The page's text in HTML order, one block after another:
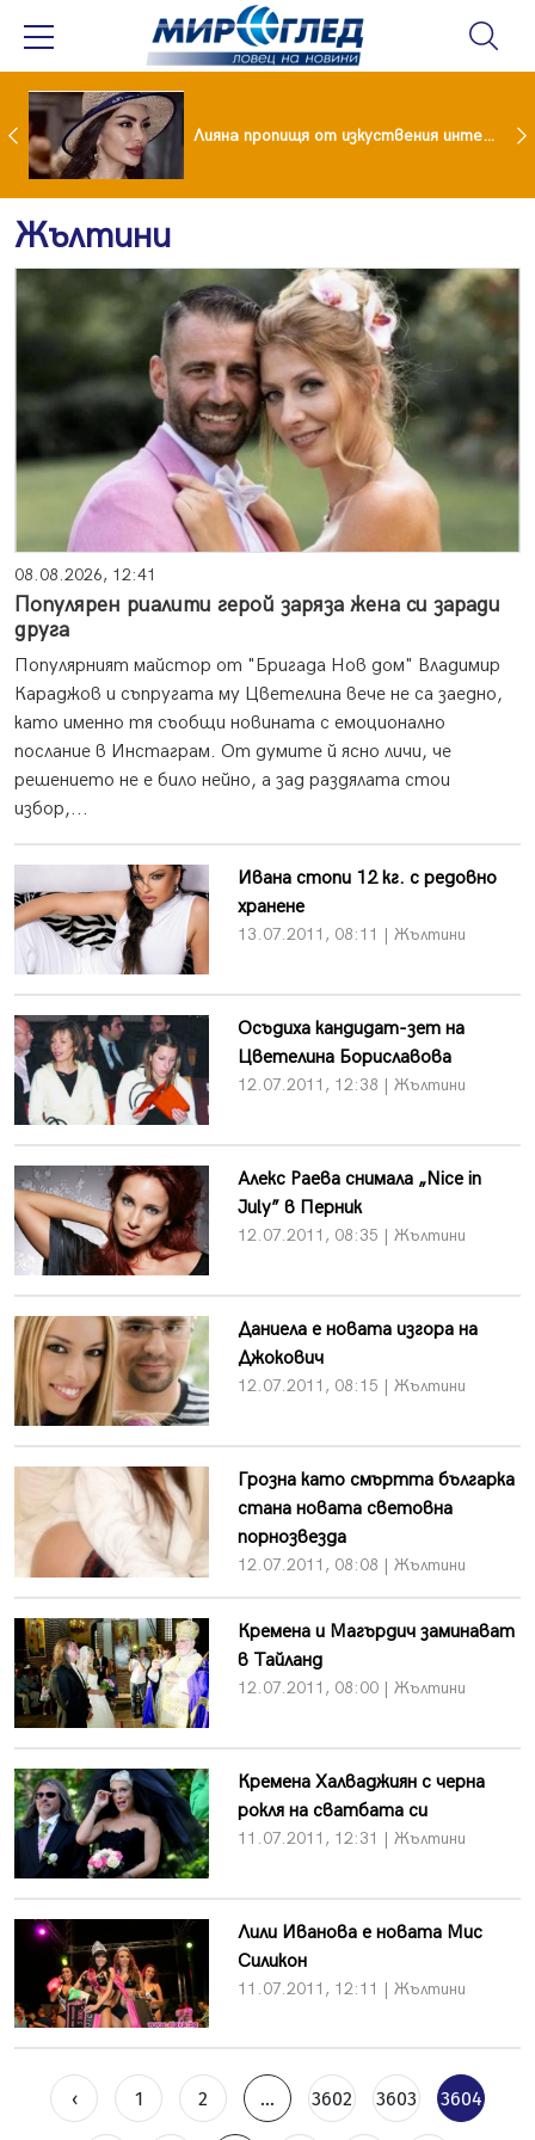
Популярен риалити герой заряза жена си заради друга Лияна пропищя от изкуствения интелект
Жълтини
08.08.2026, 12:41
Популярен риалити герой заряза жена си заради
друга
Популярният майстор от "Бригада Нов дом" Владимир
Караджов и съпругата му Цветелина вече не са заедно,
като именно тя съобщи новината с емоционално
послание в Инстаграм. От думите й ясно личи, че
решението не е било нейно, а зад раздялата стои
избор,...
Ивана стопи 12 кг. с редовно
хранене
13.07.2011, 08:11 | Жълтини
Осъдиха кандидат-зет на
Цветелина Бориславова
12.07.2011, 12:38 | Жълтини
Алекс Раева снимала „Nice in
July” в Перник
12.07.2011, 08:35 | Жълтини
Даниела е новата изгора на
Джокович
12.07.2011, 08:15 | Жълтини
Грозна като смъртта българка
стана новата световна
порнозвезда
12.07.2011, 08:08 | Жълтини
Кремена и Магърдич заминават
в Тайланд
12.07.2011, 08:00 | Жълтини
Кремена Халваджиян с черна
рокля на сватбата си
11.07.2011, 12:31 | Жълтини
Лили Иванова е новата Мис
Силикон
11.07.2011, 12:11 | Жълтини
‹ 1 2 ... 3602 3603 3604